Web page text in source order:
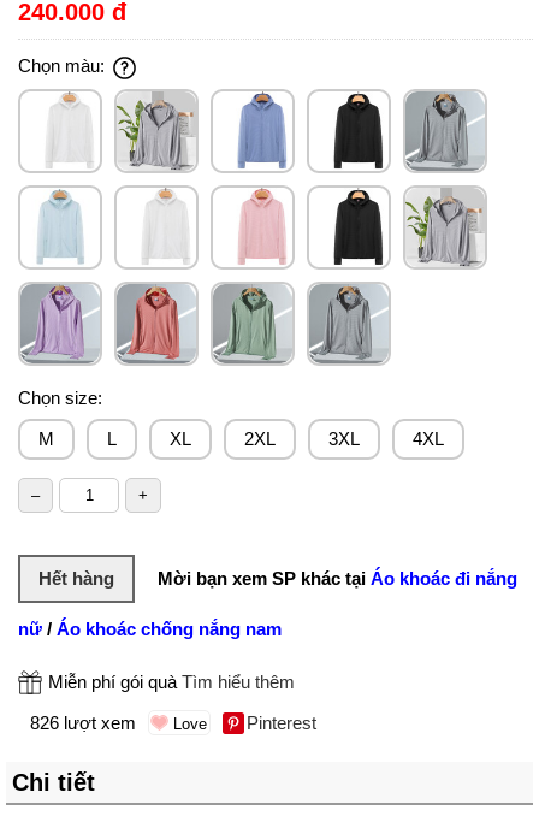
240.000 đ
Chọn màu:
Chọn size:
M
L XL 2XL 3XL 4XL
Hết hàng Mời bạn xem SP khác tại Áo khoác đi nắng
nữ / Áo khoác chống nắng nam
Miễn phí gói quà Tìm hiểu thêm
826 lượt xem
Pinterest
Chi tiết